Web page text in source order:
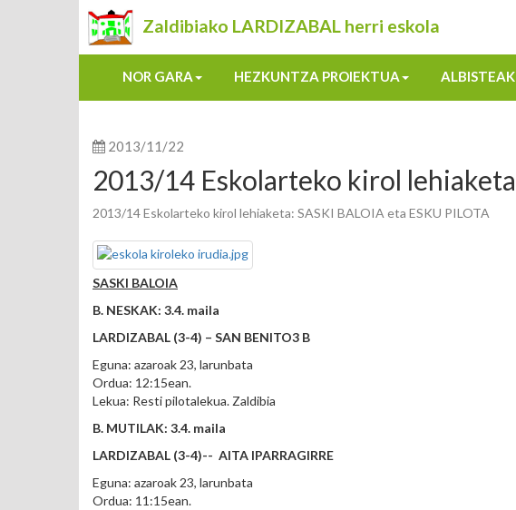
Zaldibiako LARDIZABAL herri eskola
NOR GARA HEZKUNTZA PROIEKTUA ALBISTEAK
2013/11/22
2013/14 Eskolarteko kirol lehiaketa
2013/14 Eskolarteko kirol lehiaketa: SASKI BALOIA eta ESKU PILOTA
SASKI BALOIA
B. NESKAK: 3.4. maila
LARDIZABAL (3-4) – SAN BENITO3 B
Eguna: azaroak 23, larunbata
Ordua: 12:15ean.
Lekua: Resti pilotalekua. Zaldibia
B. MUTILAK: 3.4. maila
LARDIZABAL (3-4)-- AITA IPARRAGIRRE
Eguna: azaroak 23, larunbata
Ordua: 11:15ean.